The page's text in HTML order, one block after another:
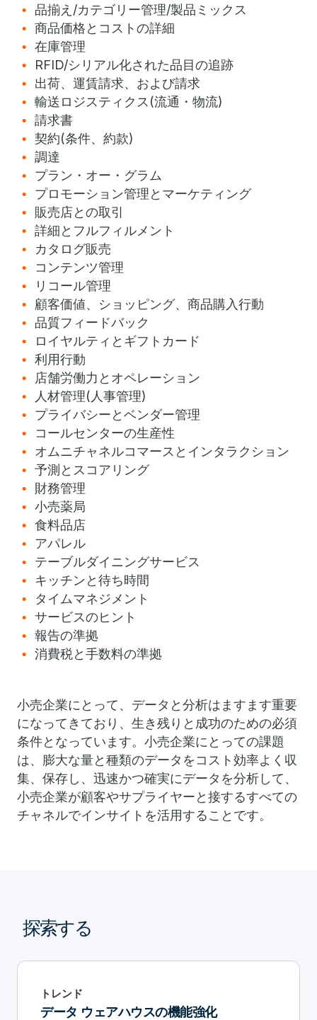
品揃え/カテゴリー管理/製品ミックス
商品価格とコストの詳細
在庫管理
RFID/シリアル化された品目の追跡
出荷、運賃請求、および請求
輸送ロジスティクス(流通・物流)
請求書
契約(条件、約款)
調達
プラン・オー・グラム
プロモーション管理とマーケティング
販売店との取引
詳細とフルフィルメント
カタログ販売
コンテンツ管理
リコール管理
顧客価値、ショッピング、商品購入行動
品質フィードバック
ロイヤルティとギフトカード
利用行動
店舗労働力とオペレーション
人材管理(人事管理)
プライバシーとベンダー管理
コールセンターの生産性
オムニチャネルコマースとインタラクション
予測とスコアリング
財務管理
小売薬局
食料品店
アパレル
テーブルダイニングサービス
キッチンと待ち時間
タイムマネジメント
サービスのヒント
報告の準拠
消費税と手数料の準拠
小売企業にとって、データと分析はますます重要
になってきており、生き残りと成功のための必須
条件となっています。小売企業にとっての課題
は、膨大な量と種類のデータをコスト効率よく収
集、保存し、迅速かつ確実にデータを分析して、
小売企業が顧客やサプライヤーと接するすべての
チャネルでインサイトを活用することです。
探索する
トレンド
データ ウェアハウスの機能強化